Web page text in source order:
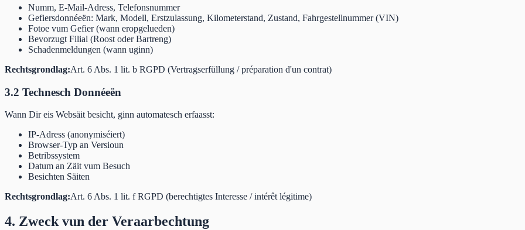
Numm, E-Mail-Adress, Telefonsnummer
Gefiersdonnéeën: Mark, Modell, Erstzulassung, Kilometerstand, Zustand, Fahrgestellnummer (VIN)
Fotoe vum Gefier (wann eropgelueden)
Bevorzugt Filial (Roost oder Bartreng)
Schadenmeldungen (wann uginn)
Rechtsgrondlag:Art. 6 Abs. 1 lit. b RGPD (Vertragserfüllung / préparation d'un contrat)
3.2 Technesch Donnéeën
Wann Dir eis Websäit besicht, ginn automatesch erfaasst:
IP-Adress (anonymiséiert)
Browser-Typ an Versioun
Betribssystem
Datum an Zäit vum Besuch
Besichten Säiten
Rechtsgrondlag:Art. 6 Abs. 1 lit. f RGPD (berechtigtes Interesse / intérêt légitime)
4. Zweck vun der Veraarbechtung